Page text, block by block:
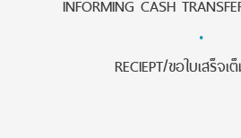
INFORMING CASH
·
RECIEPT/ขอใบเสร็จ